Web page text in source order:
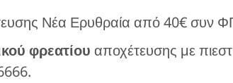
Νέα Ερυθραία από 40€ συν
φρεατίου αποχέτευσης με